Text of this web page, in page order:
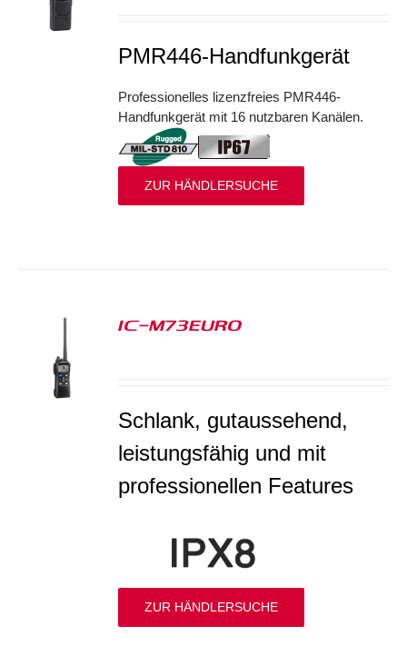
PMR446-Handfunkgerät
Professionelles lizenzfreies PMR446-
Handfunkgerät mit 16 nutzbaren Kanälen.
ZUR HÄNDLERSUCHE
IC-M73EURO
Schlank, gutaussehend,
leistungsfähig und mit
professionellen Features
ZUR HÄNDLERSUCHE